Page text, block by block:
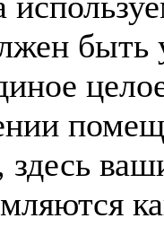
быть